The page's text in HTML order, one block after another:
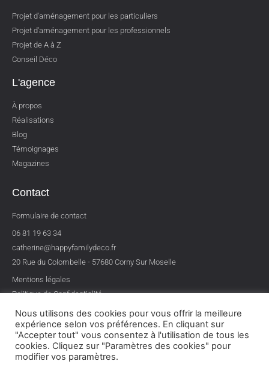
Projet d'aménagement pour les particuliers
Projet d'aménagement pour les professionnels
Projet de A à Z
Conseil Déco
L'agence
À propos
Réalisations
Blog
Témoignages
Magazines
Contact
Formulaire de contact
06 81 19 63 34
catherine@happyfamilydeco.fr
20 Rue du Colombelle - 57680 Corny Sur Moselle
Mentions légales
Politique de Confidentialité
Nous utilisons des cookies pour vous offrir la meilleure
expérience selon vos préférences. En cliquant sur
"Accepter tout" vous consentez à l'utilisation de tous les
cookies. Cliquez sur "Paramètres des cookies" pour
modifier vos paramètres.